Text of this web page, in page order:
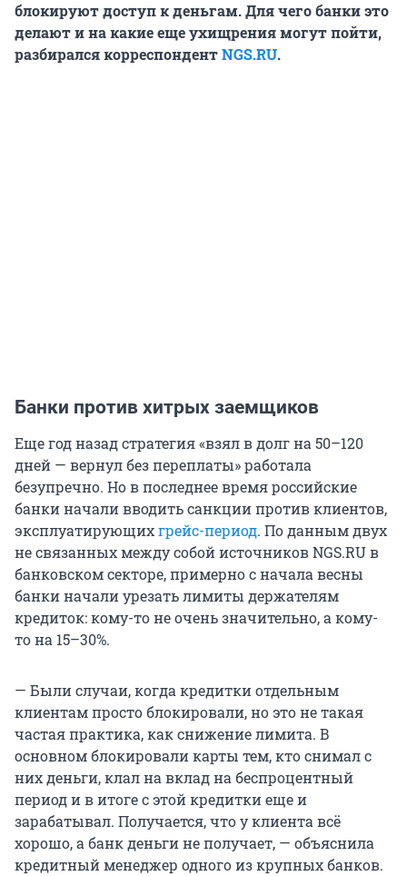
блокируют доступ к деньгам. Для чего банки это
делают и на какие еще ухищрения могут пойти,
разбирался корреспондентNGS.RU.
Банки против хитрых заемщиков
Еще год назад стратегия «взял в долг на 50–120
дней — вернул без переплаты» работала
безупречно. Но в последнее время российские
банки начали вводить санкции против клиентов,
эксплуатирующихгрейс-период. По данным двух
не связанных между собой источников NGS.RU в
банковском секторе, примерно с начала весны
банки начали урезать лимиты держателям
кредиток: кому-то не очень значительно, а кому-
то на 15–30%.
— Были случаи, когда кредитки отдельным
клиентам просто блокировали, но это не такая
частая практика, как снижение лимита. В
основном блокировали карты тем, кто снимал с
них деньги, клал на вклад на беспроцентный
период и в итоге с этой кредитки еще и
зарабатывал. Получается, что у клиента всё
хорошо, а банк деньги не получает, — объяснила
кредитный менеджер одного из крупных банков.